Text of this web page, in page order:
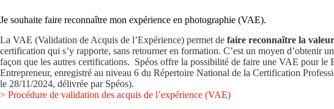
Je souhaite faire reconnaître mon expérience en photographie (VAE).
La VAE (Validation de Acquis de l’Expérience) permet de faire reconnaître la valeur
certification qui s’y rapporte, sans retourner en formation. C’est un moyen d’obtenir
façon que les autres certifications. Spéos offre la possibilité de faire une VAE pour le
Entrepreneur, enregistré au niveau 6 du Répertoire National de la Certification
le 28/11/2024, délivrée par Spéos).
> Procédure de validation des acquis de l’expérience (VAE)